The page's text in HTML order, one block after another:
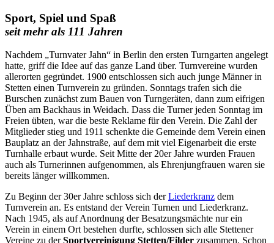
Sport, Spiel und Spaß
seit mehr als 111 Jahren
Nachdem „Turnvater Jahn“ in Berlin den ersten Turngarten angelegt
hatte, griff die Idee auf das ganze Land über. Turnvereine wurden
allerorten gegründet. 1900 entschlossen sich auch junge Männer in
Stetten einen Turnverein zu gründen. Sonntags trafen sich die
Burschen zunächst zum Bauen von Turngeräten, dann zum eifrigen
Üben am Backhaus in Weidach. Dass die Turner jeden Sonntag im
Freien übten, war die beste Reklame für den Verein. Die Zahl der
Mitglieder stieg und 1911 schenkte die Gemeinde dem Verein einen
Bauplatz an der Jahnstraße, auf dem mit viel Eigenarbeit die erste
Turnhalle erbaut wurde. Seit Mitte der 20er Jahre wurden Frauen
auch als Turnerinnen aufgenommen, als Ehrenjungfrauen waren sie
bereits länger willkommen.
Zu Beginn der 30er Jahre schloss sich derLiederkranz dem
Turnverein an. Es entstand der Verein Turnen und Liederkranz.
Nach 1945, als auf Anordnung der Besatzungsmächte nur ein
Verein in einem Ort bestehen durfte, schlossen sich alle Stettener
Vereine zu derSportvereinigung Stetten/Filder zusammen. Schon